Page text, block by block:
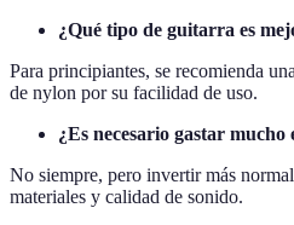
¿Qué tipo de guitarra es
Para principiantes, se recomienda
de nylon por su facilidad de uso.
¿Es necesario gastar
No siempre, pero invertir más
materiales y calidad de sonido.